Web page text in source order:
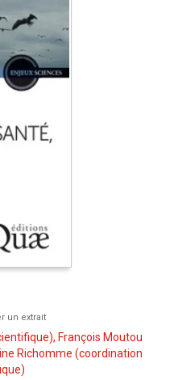
un extrait
François Moutou
Richomme (coordination